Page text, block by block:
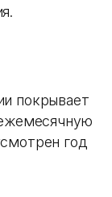
покрывает
год